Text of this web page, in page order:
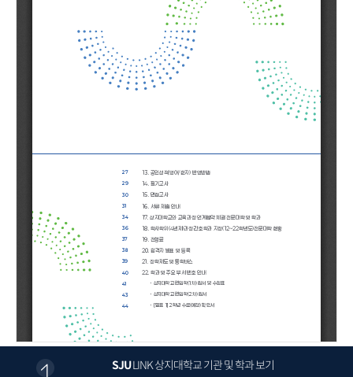
SJULINK상지대학교 기관 및 학과 보기